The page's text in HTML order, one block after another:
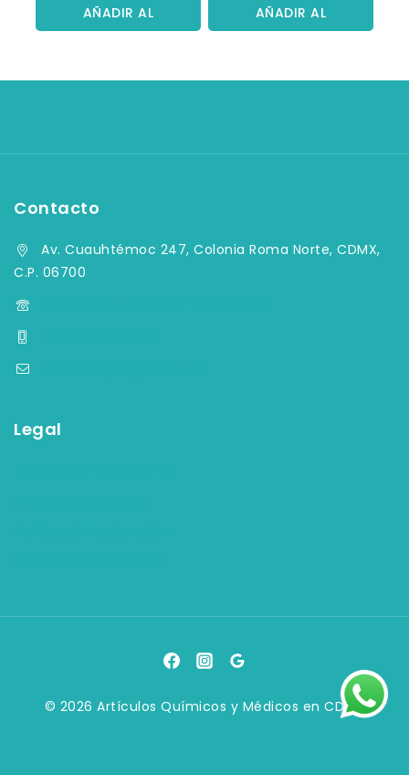
AÑADIR AL
CARRITO
AÑADIR AL
CARRITO
Contacto
Av. Cuauhtémoc 247, Colonia Roma Norte, CDMX,
C.P. 06700
Legal
© 2026 Artículos Químicos y Médicos en CDMX